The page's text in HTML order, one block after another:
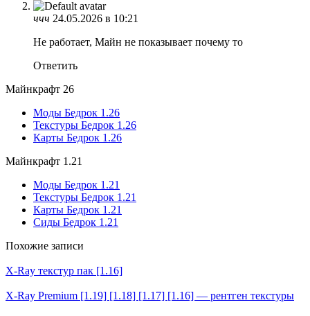
ччч 24.05.2026 в 10:21
Не работает, Майн не показывает почему то
Ответить
Майнкрафт 26
Моды Бедрок 1.26
Текстуры Бедрок 1.26
Карты Бедрок 1.26
Майнкрафт 1.21
Моды Бедрок 1.21
Текстуры Бедрок 1.21
Карты Бедрок 1.21
Сиды Бедрок 1.21
Похожие записи
X-Ray текстур пак [1.16]
X-Ray Premium [1.19] [1.18] [1.17] [1.16] — рентген текстуры